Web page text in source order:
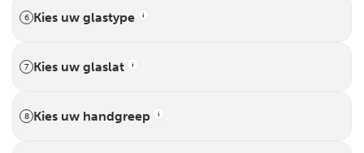
6 Kies uw glastype
7 Kies uw glaslat
8 Kies uw handgreep